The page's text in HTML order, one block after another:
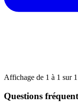
Affichage de 1 à 1 sur 1
Questions